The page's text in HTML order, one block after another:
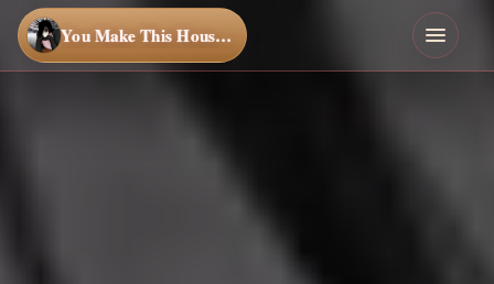
You Make This House a Home